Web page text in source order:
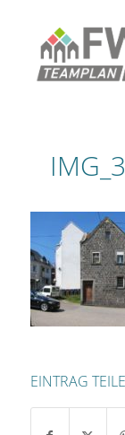
EINTRAG